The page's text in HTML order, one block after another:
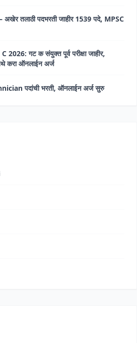
तलाठी पदभरती जाहीर 1539 पदे, MPSC
गट क संयुक्त पूर्व परीक्षा जाहीर,
करा ऑनलाईन अर्ज
पदांची भरती, ऑनलाईन अर्ज सुरु